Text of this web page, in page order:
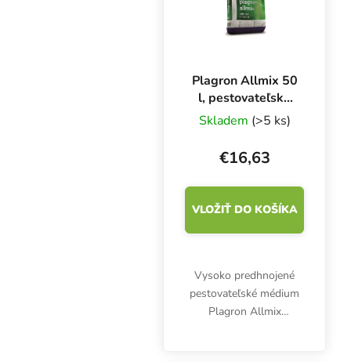
Plagron Allmix 50
l, pestovateľské
médium
Skladem (>5 ks)
€16,63
VLOŽIŤ DO KOŠÍKA
Vysoko predhnojené
pestovateľské médium
Plagron Allmix